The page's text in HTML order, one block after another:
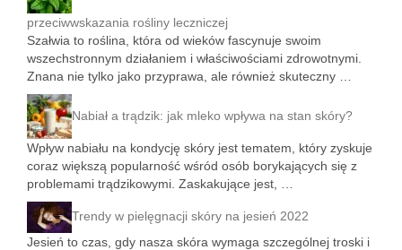
przeciwwskazania rośliny leczniczej
Szałwia to roślina, która od wieków fascynuje swoim
wszechstronnym działaniem i właściwościami zdrowotnymi.
Znana nie tylko jako przyprawa, ale również skuteczny …
Nabiał a trądzik: jak mleko wpływa na stan skóry?
Wpływ nabiału na kondycję skóry jest tematem, który zyskuje
coraz większą popularność wśród osób borykających się z
problemami trądzikowymi. Zaskakujące jest, …
Trendy w pielęgnacji skóry na jesień 2022
Jesień to czas, gdy nasza skóra wymaga szczególnej troski i